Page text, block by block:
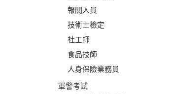
報關人員
技術士檢定
社工師
食品技師
人身保險業務員
軍警考試